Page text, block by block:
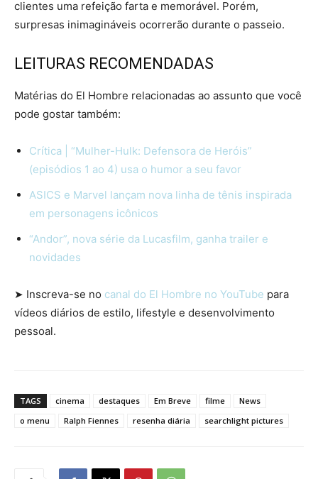
clientes uma refeição farta e memorável. Porém,
surpresas inimagináveis ocorrerão durante o passeio.
LEITURAS RECOMENDADAS
Matérias do El Hombre relacionadas ao assunto que você
pode gostar também:
Crítica | “Mulher-Hulk: Defensora de Heróis”
(episódios 1 ao 4) usa o humor a seu favor
ASICS e Marvel lançam nova linha de tênis inspirada
em personagens icônicos
“Andor”, nova série da Lucasfilm, ganha trailer e
novidades
➤ Inscreva-se no canal do El Hombre no YouTube para
vídeos diários de estilo, lifestyle e desenvolvimento
pessoal.
TAGS cinema destaques Em Breve filme
News
o menu
Ralph Fiennes resenha diária searchlight pictures